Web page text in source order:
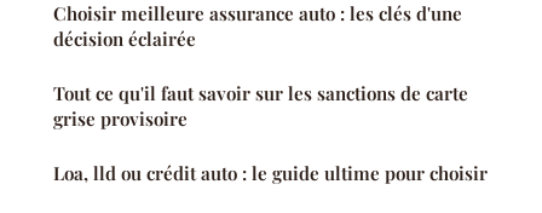
Choisir meilleure assurance auto : les clés d'une
décision éclairée
Tout ce qu'il faut savoir sur les sanctions de carte
grise provisoire
Loa, lld ou crédit auto : le guide ultime pour choisir